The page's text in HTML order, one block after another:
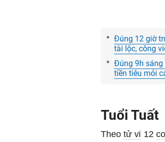
Đúng 12 giờ
tài lộc, công
Đúng 9h sáng
tiền tiêu mỏi
Tuổi Tuất
Theotử vi 12